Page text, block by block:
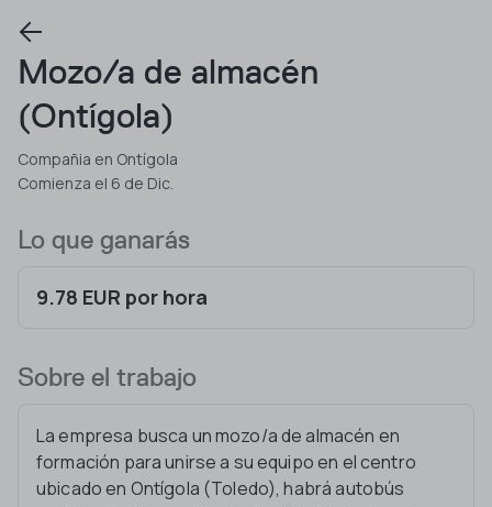
Mozo/a de almacén
(Ontígola)
Compañia en Ontígola
Comienza el 6 de Dic.
Lo que ganarás
9.78 EUR por hora
Sobre el trabajo
La empresa busca un mozo/a de almacén en
formación para unirse a su equipo en el centro
ubicado en Ontígola (Toledo), habrá autobús